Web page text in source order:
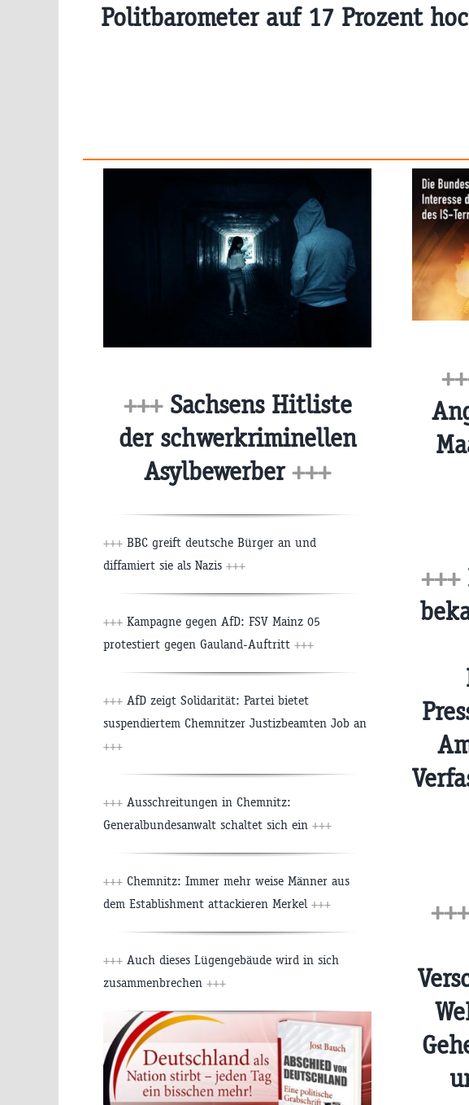
Politbarometer auf 17 Prozent
+++ Sachsens Hitliste
der schwerkriminellen
Asylbewerber+++
+++ BBC greift deutsche Bürger an und
diffamiert sie als Nazis +++
+++ Kampagne gegen AfD: FSV Mainz 05
protestiert gegen Gauland-Auftritt +++
+++ AfD zeigt Solidarität: Partei bietet
suspendiertem Chemnitzer Justizbeamten Job an
+++
+++ Ausschreitungen in Chemnitz:
Generalbundesanwalt schaltet sich ein +++
+++ Chemnitz: Immer mehr weise Männer aus
dem Establishment attackieren Merkel +++
+++ Auch dieses Lügengebäude wird in sich
zusammenbrechen +++
+++